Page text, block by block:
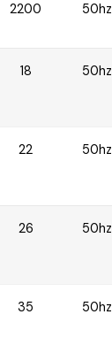
2200 50hz
18 50hz
22 50hz
26 50hz
35 50hz